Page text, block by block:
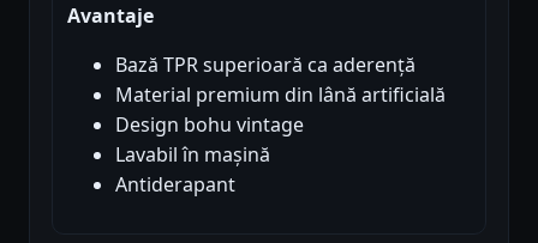
Avantaje
Bază TPR superioară ca aderență
Material premium din lână artificială
Design bohu vintage
Lavabil în mașină
Antiderapant